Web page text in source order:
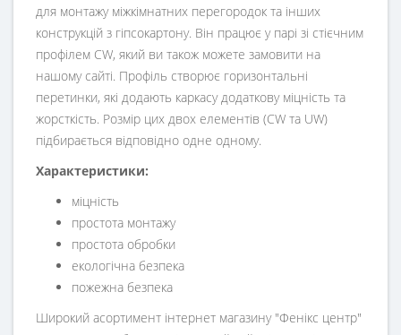
для монтажу міжкімнатних перегородок та інших
конструкцій з гіпсокартону. Він працює у парі зі стієчним
профілем CW, який ви також можете замовити на
нашому сайті. Профіль створює горизонтальні
перетинки, які додають каркасу додаткову міцність та
жорсткість. Розмір цих двох елементів (CW та UW)
підбирається відповідно одне одному.
Характеристики:
міцність
простота монтажу
простота обробки
екологічна безпека
пожежна безпека
Широкий асортимент інтернет магазину "Фенікс центр"